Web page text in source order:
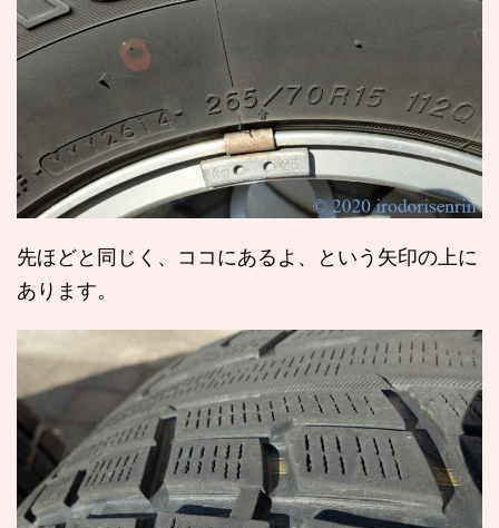
先ほどと同じく、ココにあるよ、という矢印の上に
あります。